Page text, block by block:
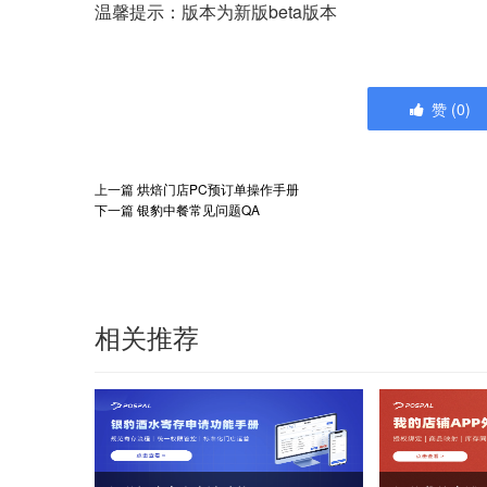
温馨提示：版本为新版beta版本
赞 (0)
上一篇烘焙门店PC预订单操作手册
下一篇银豹中餐常见问题QA
相关推荐